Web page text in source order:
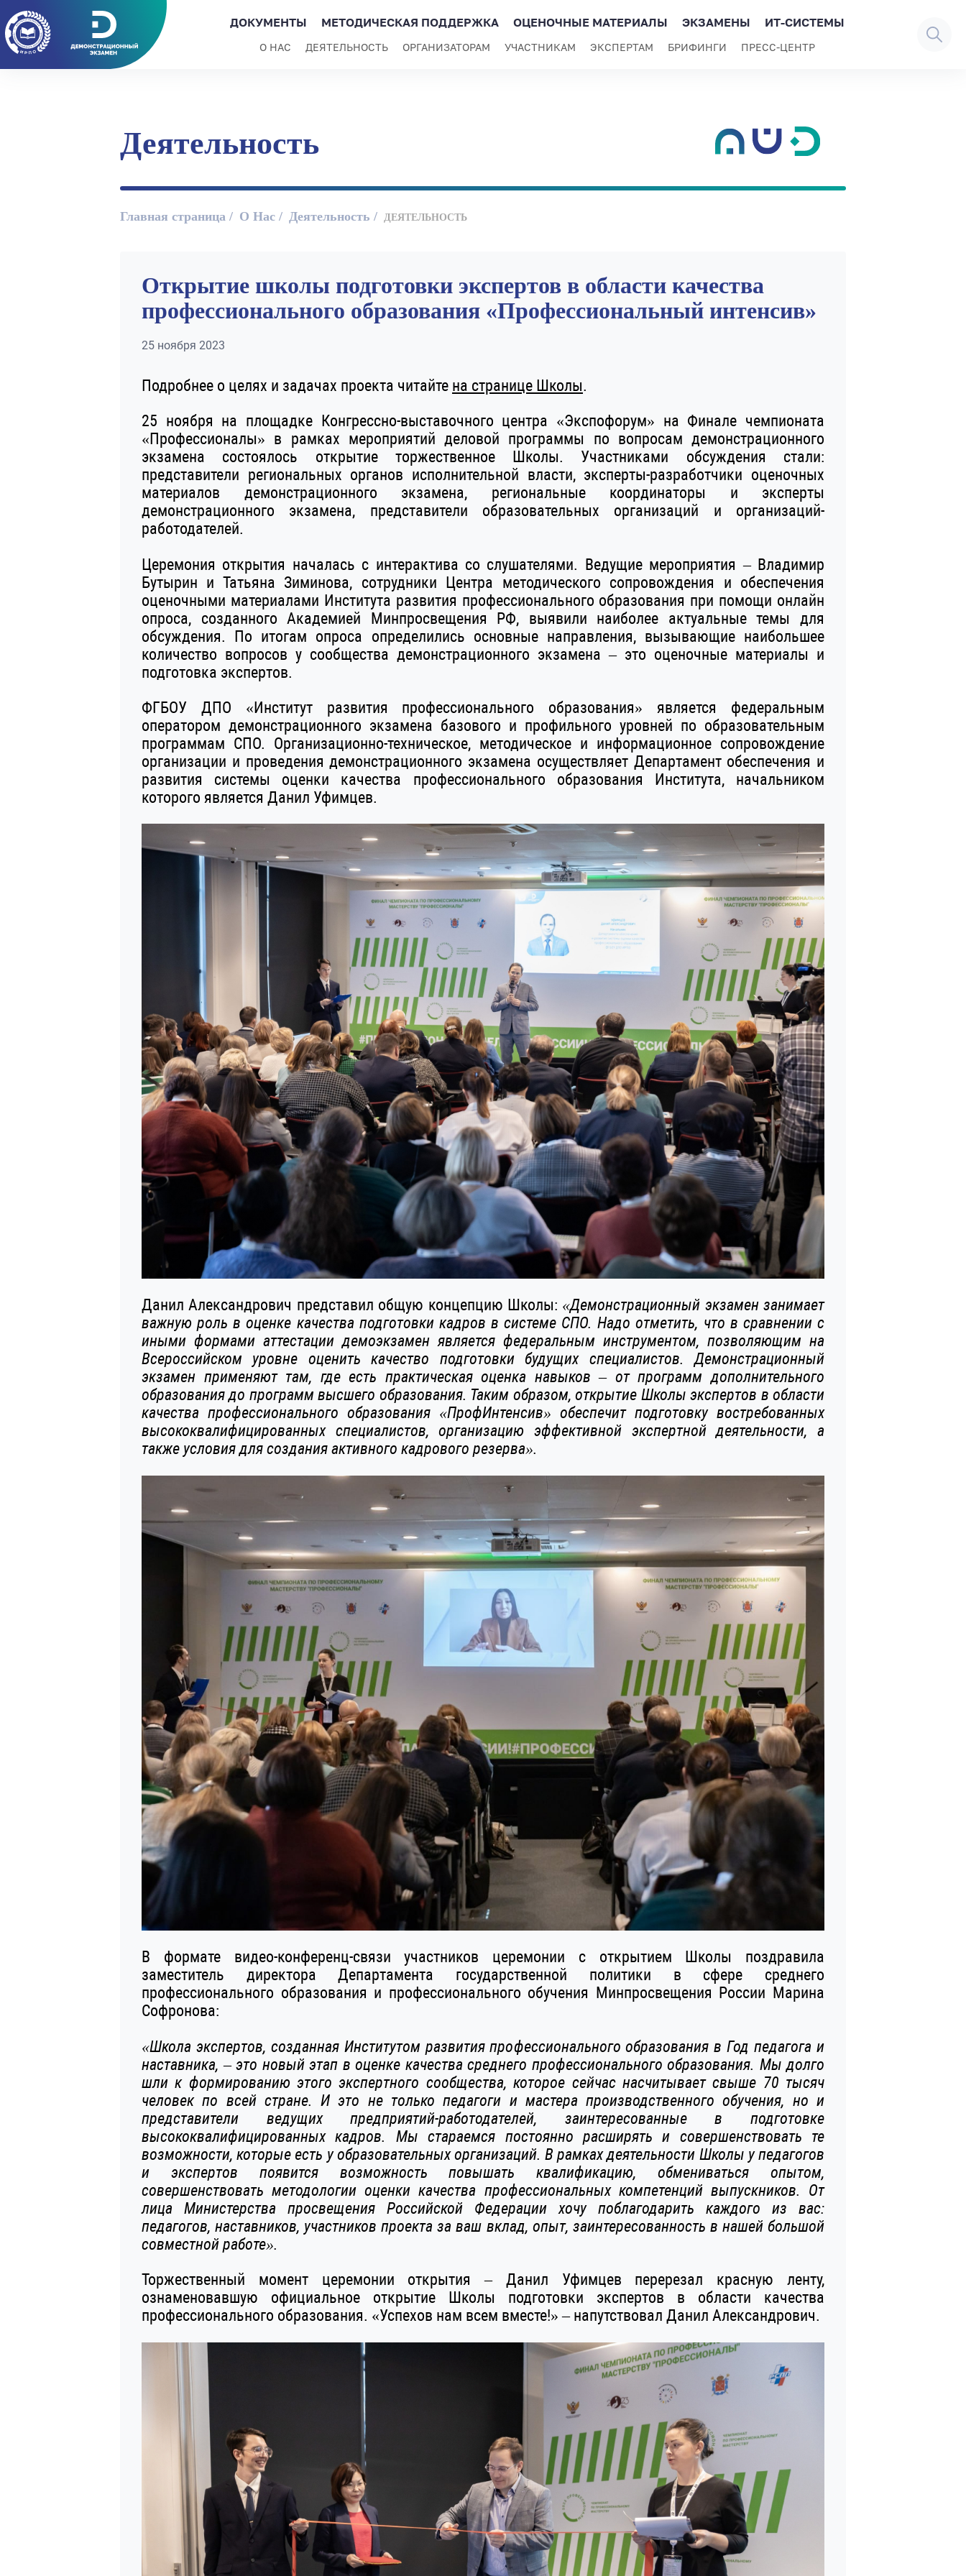
ДОКУМЕНТЫ МЕТОДИЧЕСКАЯ ПОДДЕРЖКА ОЦЕНОЧНЫЕ МАТЕРИАЛЫ ЭКЗАМЕНЫ ИТ-СИСТЕМЫ
О НАС ДЕЯТЕЛЬНОСТЬ ОРГАНИЗАТОРАМ УЧАСТНИКАМ ЭКСПЕРТАМ БРИФИНГИ ПРЕСС-ЦЕНТР
Деятельность
Главная страница О Нас Деятельность ДЕЯТЕЛЬНОСТЬ
Открытие школы подготовки экспертов в области качества
профессионального образования «Профессиональный интенсив»
25 ноября 2023
Подробнее о целях и задачах проекта читайте на странице Школы.
25 ноября на площадке Конгрессно-выставочного центра «Экспофорум» на Финале чемпионата
«Профессионалы» в рамках мероприятий деловой программы по вопросам демонстрационного
экзамена состоялось открытие торжественное Школы. Участниками обсуждения стали:
представители региональных органов исполнительной власти, эксперты-разработчики оценочных
материалов демонстрационного экзамена, региональные координаторы и эксперты
демонстрационного экзамена, представители образовательных организаций и организаций-
работодателей.
Церемония открытия началась с интерактива со слушателями. Ведущие мероприятия – Владимир
Бутырин и Татьяна Зиминова, сотрудники Центра методического сопровождения и обеспечения
оценочными материалами Института развития профессионального образования при помощи онлайн
опроса, созданного Академией Минпросвещения РФ, выявили наиболее актуальные темы для
обсуждения. По итогам опроса определились основные направления, вызывающие наибольшее
количество вопросов у сообщества демонстрационного экзамена – это оценочные материалы и
подготовка экспертов.
ФГБОУ ДПО «Институт развития профессионального образования» является федеральным
оператором демонстрационного экзамена базового и профильного уровней по образовательным
программам СПО. Организационно-техническое, методическое и информационное сопровождение
организации и проведения демонстрационного экзамена осуществляет Департамент обеспечения и
развития системы оценки качества профессионального образования Института, начальником
которого является Данил Уфимцев.
Данил Александрович представил общую концепцию Школы: «Демонстрационный экзамен занимает
важную роль в оценке качества подготовки кадров в системе СПО. Надо отметить, что в сравнении с
иными формами аттестации демоэкзамен является федеральным инструментом, позволяющим на
Всероссийском уровне оценить качество подготовки будущих специалистов. Демонстрационный
экзамен применяют там, где есть практическая оценка навыков – от программ дополнительного
образования до программ высшего образования. Таким образом, открытие Школы экспертов в области
качества профессионального образования «ПрофИнтенсив» обеспечит подготовку востребованных
высококвалифицированных специалистов, организацию эффективной экспертной деятельности, а
также условия для создания активного кадрового резерва».
В формате видео-конференц-связи участников церемонии с открытием Школы поздравила
заместитель директора Департамента государственной политики в сфере среднего
профессионального образования и профессионального обучения Минпросвещения России Марина
Софронова:
«Школа экспертов, созданная Институтом развития профессионального образования в Год педагога и
наставника, – это новый этап в оценке качества среднего профессионального образования. Мы долго
шли к формированию этого экспертного сообщества, которое сейчас насчитывает свыше 70 тысяч
человек по всей стране. И это не только педагоги и мастера производственного обучения, но и
представители ведущих предприятий-работодателей, заинтересованные в подготовке
высококвалифицированных кадров. Мы стараемся постоянно расширять и совершенствовать те
возможности, которые есть у образовательных организаций. В рамках деятельности Школы у педагогов
и экспертов появится возможность повышать квалификацию, обмениваться опытом,
совершенствовать методологии оценки качества профессиональных компетенций выпускников. От
лица Министерства просвещения Российской Федерации хочу поблагодарить каждого из вас:
педагогов, наставников, участников проекта за ваш вклад, опыт, заинтересованность в нашей большой
совместной работе».
Торжественный момент церемонии открытия – Данил Уфимцев перерезал красную ленту,
ознаменовавшую официальное открытие Школы подготовки экспертов в области качества
профессионального образования. «Успехов нам всем вместе!» – напутствовал Данил Александрович.